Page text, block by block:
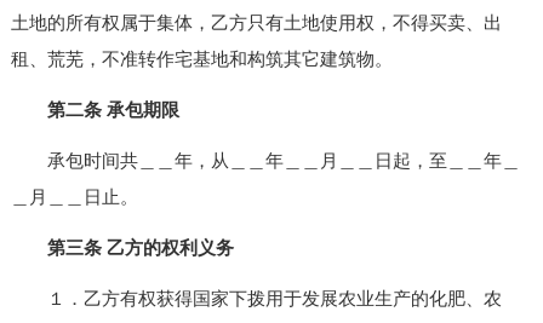
土地的所有权属于集体，乙方只有土地使用权，不得买卖、出
租、荒芜，不准转作宅基地和构筑其它建筑物。
第二条 承包期限
承包时间共＿＿年，从＿＿年＿＿月＿＿日起，至＿＿年＿
＿月＿＿日止。
第三条 乙方的权利义务
１．乙方有权获得国家下拨用于发展农业生产的化肥、农